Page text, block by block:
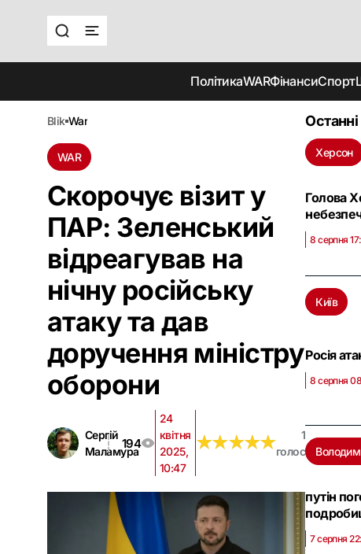
ПолітикаWARФінансиСпорт
blik war
WAR
Скорочує візит у
ПАР: Зеленський
відреагував на
нічну російську
атаку та дав
доручення міністру
оборони
Сергій
Маламура
194
24
квітня
2025,
10:47
★★★★★
★★★★★
1
голос
Херсон
Голова
8 серпня
Київ
Росія
8 серпня
путін
7 серпня